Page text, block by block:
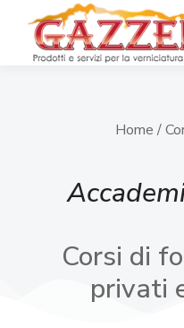
Home /
Corsi di
privati